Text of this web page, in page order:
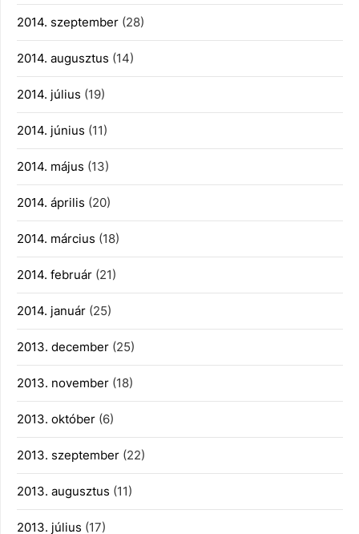
2014. szeptember (28)
2014. augusztus (14)
2014. július (19)
2014. június (11)
2014. május (13)
2014. április (20)
2014. március (18)
2014. február (21)
2014. január (25)
2013. december (25)
2013. november (18)
2013. október (6)
2013. szeptember (22)
2013. augusztus (11)
2013. július (17)